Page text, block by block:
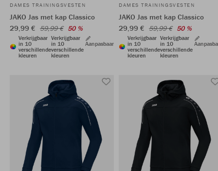
DAMES TRAININGSVESTEN
JAKO Jas met kap Classico
29,99 € 59,99 € 50 %
Verkrijgbaar
in 10
verschillende
kleuren
Verkrijgbaar
in 10
verschillende
kleuren
Aanpasbaar
DAMES TRAININGSVESTEN
JAKO Jas met kap Classico
29,99 € 59,99 € 50 %
Verkrijgbaar
in 10
verschillende
kleuren
Verkrijgbaar
in 10
verschillende
kleuren